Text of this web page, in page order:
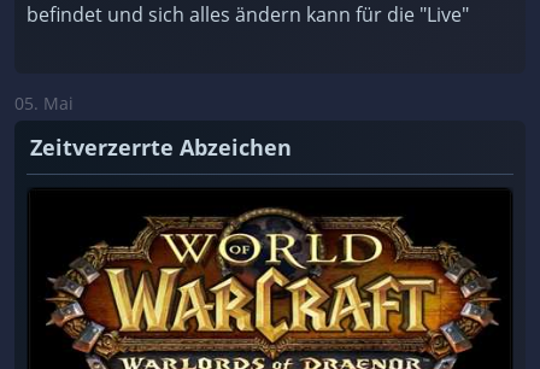
befindet und sich alles ändern kann für die "Live"
05. Mai
Zeitverzerrte Abzeichen